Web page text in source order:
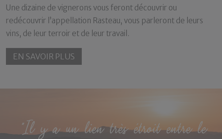
Une dizaine de vignerons vous feront découvrir ou
redécouvrir l’appellation Rasteau, vous parleront de leurs
vins, de leur terroir et de leur travail.
EN SAVOIR PLUS
"Il y a un lien très étroit entre le